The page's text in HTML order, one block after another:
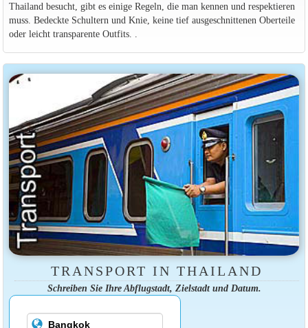
Thailand besucht, gibt es einige Regeln, die man kennen und respektieren
muss. Bedeckte Schultern und Knie, keine tief ausgeschnittenen Oberteile
oder leicht transparente Outfits. .
TRANSPORT IN THAILAND
Schreiben Sie Ihre Abflugstadt, Zielstadt und Datum.